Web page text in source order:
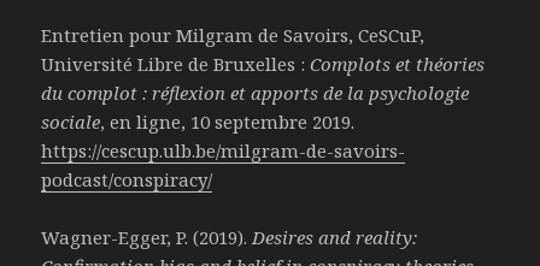
Entretien pour Milgram de Savoirs, CeSCuP,
Université Libre de Bruxelles :Complots et théories
du complot : réflexion et apports de la psychologie
sociale, en ligne, 10 septembre 2019.
https://cescup.ulb.be/milgram-de-savoirs-
podcast/conspiracy/
Wagner-Egger, P. (2019). Desires and reality: